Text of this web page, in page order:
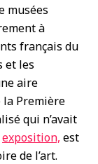
musées
à
français du
et les
aire
Première
qui n’avait
exposition, est
de l’art.